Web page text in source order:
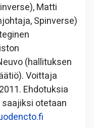
Matti
Spinverse)
(hallituksen
Voittaja
Ehdotuksia
saajiksi otetaan